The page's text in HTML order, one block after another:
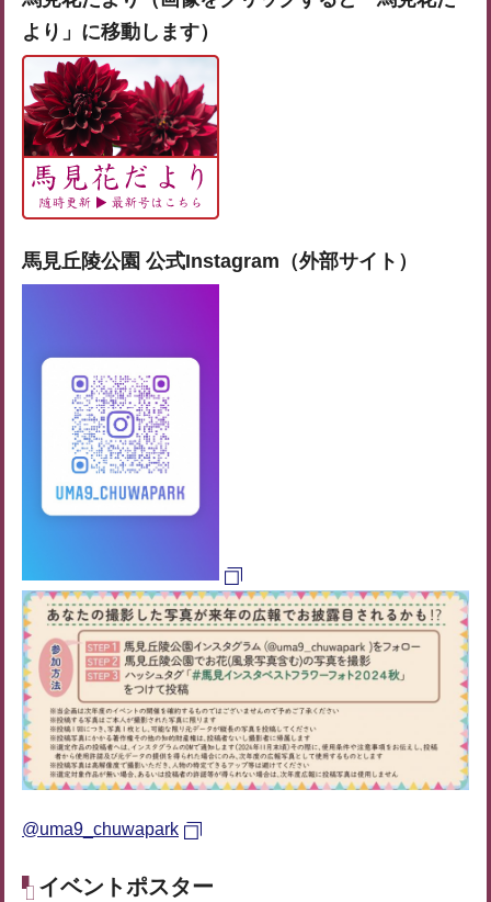
より」に移動します）
馬見丘陵公園 公式Instagram（外部サイト）
@uma9_chuwapark
イベントポスター